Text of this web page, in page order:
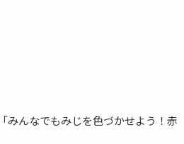
みんなでもみじを色づかせよう！赤